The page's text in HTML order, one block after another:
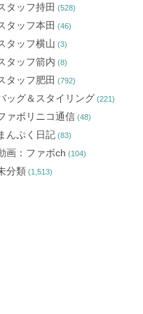
タッフ持田 (528)
タッフ本田 (46)
タッフ横山 (3)
タッフ箭内 (8)
タッフ肥田 (792)
ッグ＆スタイリング (221)
ァボリニコ通信(48)
んぷく日記(83)
画：ファボch (104)
分類 (1,513)